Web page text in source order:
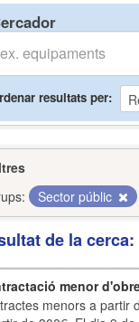
resultats per
Sector públic
de la
menor
menors a partir